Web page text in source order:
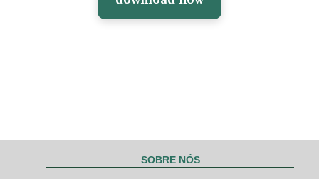
SOBRE NÓS